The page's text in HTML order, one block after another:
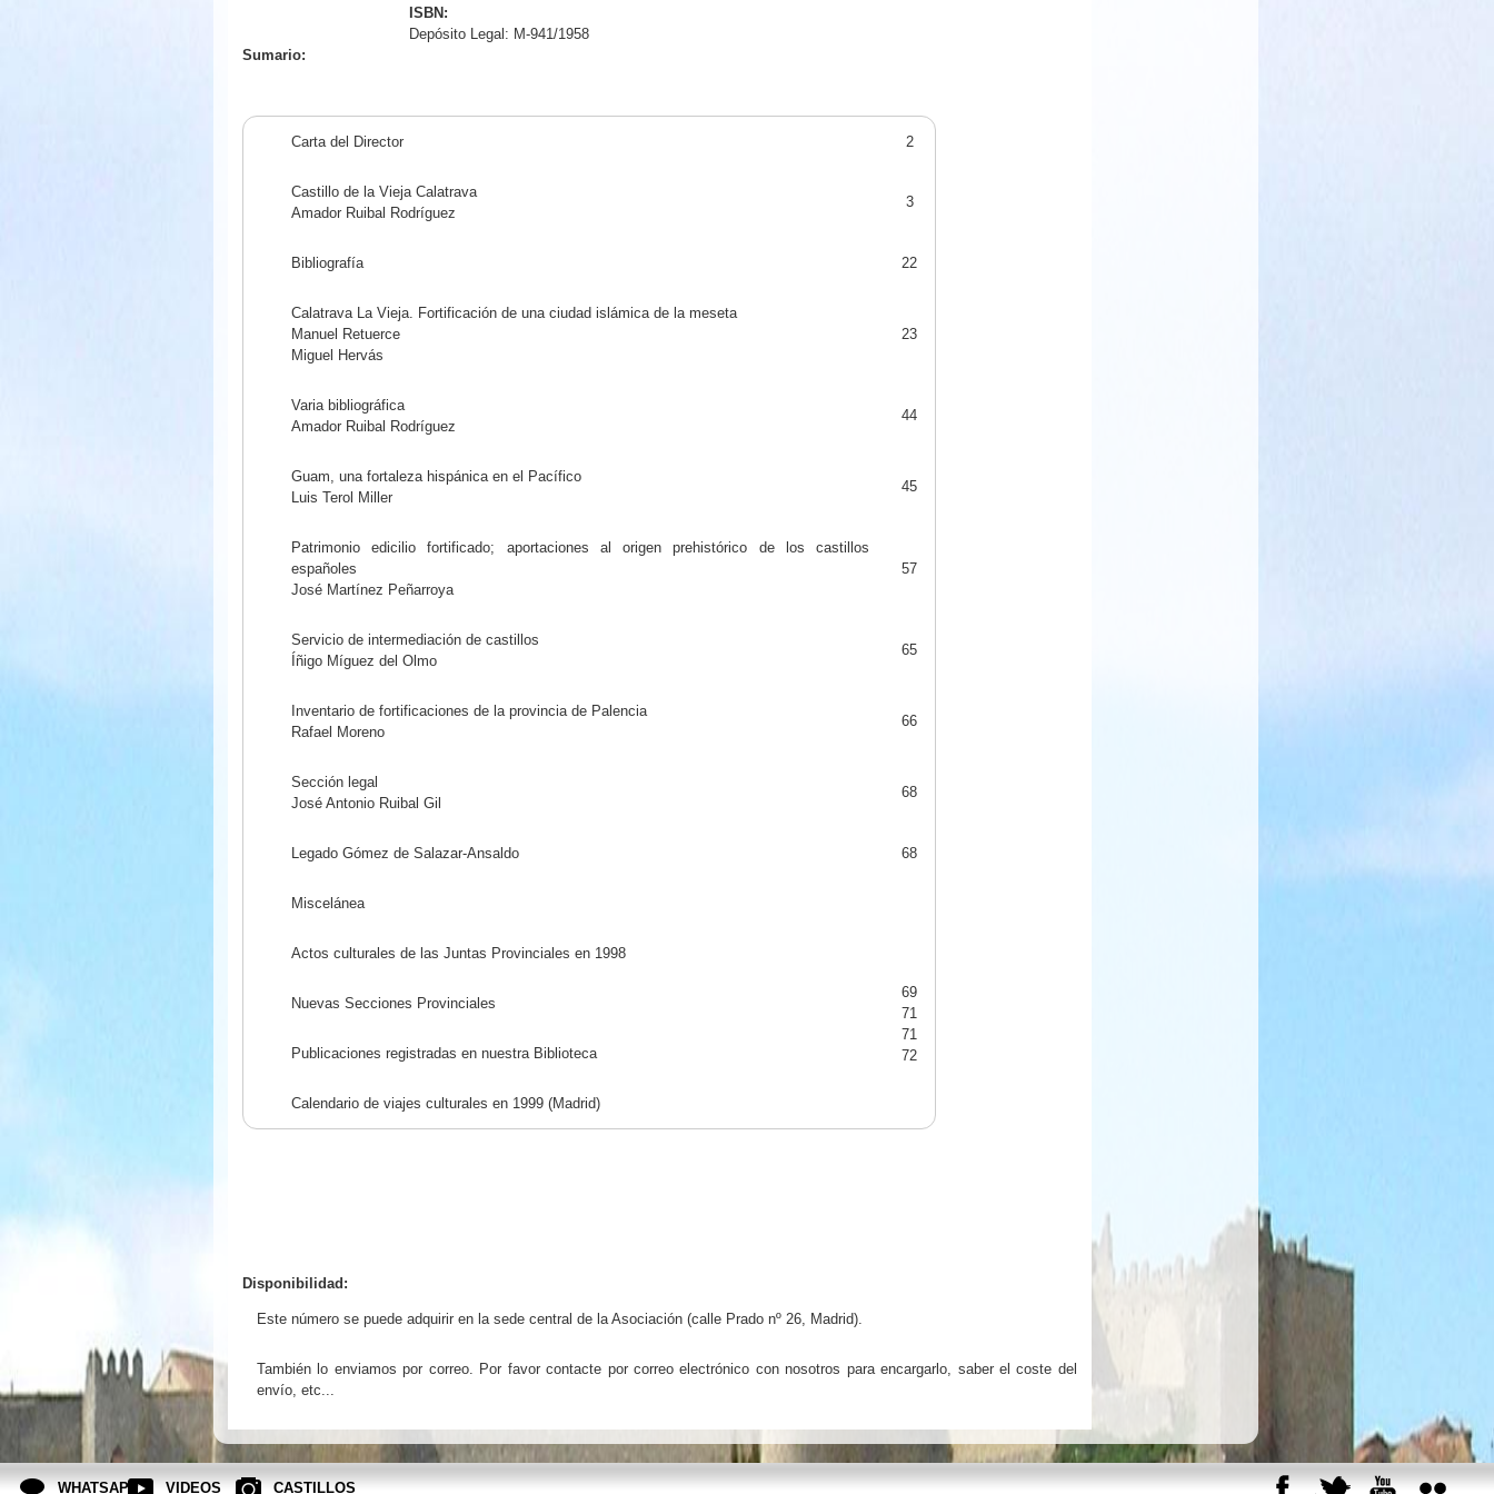
ISBN:
Depósito Legal: M-941/1958
Sumario:
Carta del Director 2
Castillo de la Vieja Calatrava
Amador Ruibal Rodríguez
3
Bibliografía 22
Calatrava La Vieja. Fortificación de una ciudad islámica de la meseta
Manuel Retuerce
Miguel Hervás
23
Varia bibliográfica
Amador Ruibal Rodríguez
44
Guam, una fortaleza hispánica en el Pacífico
Luis Terol Miller
45
Patrimonio edicilio fortificado; aportaciones al origen prehistórico de los castillos
españoles
José Martínez Peñarroya
57
Servicio de intermediación de castillos
Íñigo Míguez del Olmo
65
Inventario de fortificaciones de la provincia de Palencia
Rafael Moreno
66
Sección legal
José Antonio Ruibal Gil
68
Legado Gómez de Salazar-Ansaldo 68
Miscelánea
Actos culturales de las Juntas Provinciales en 1998
Nuevas Secciones Provinciales
Publicaciones registradas en nuestra Biblioteca
Calendario de viajes culturales en 1999 (Madrid)
69
71
71
72
Disponibilidad:
Este número se puede adquirir en la sede central de la Asociación (calle Prado nº 26, Madrid).
También lo enviamos por correo. Por favor contacte por correo electrónico con nosotros para encargarlo, saber el coste del
envío, etc...
WHATSAPP VIDEOS CASTILLOS